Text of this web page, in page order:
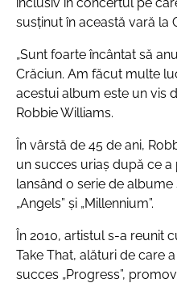
susținut în această vară la
„Sunt foarte încântat să
Crăciun. Am făcut multe
acestui album este un vis
Robbie Williams.
În vârstă de 45 de ani,
un succes uriaş după ce a
lansând o serie de
„Angels” şi „Millennium”.
În 2010, artistul s-a reunit
Take That, alături de care
succes „Progress”,